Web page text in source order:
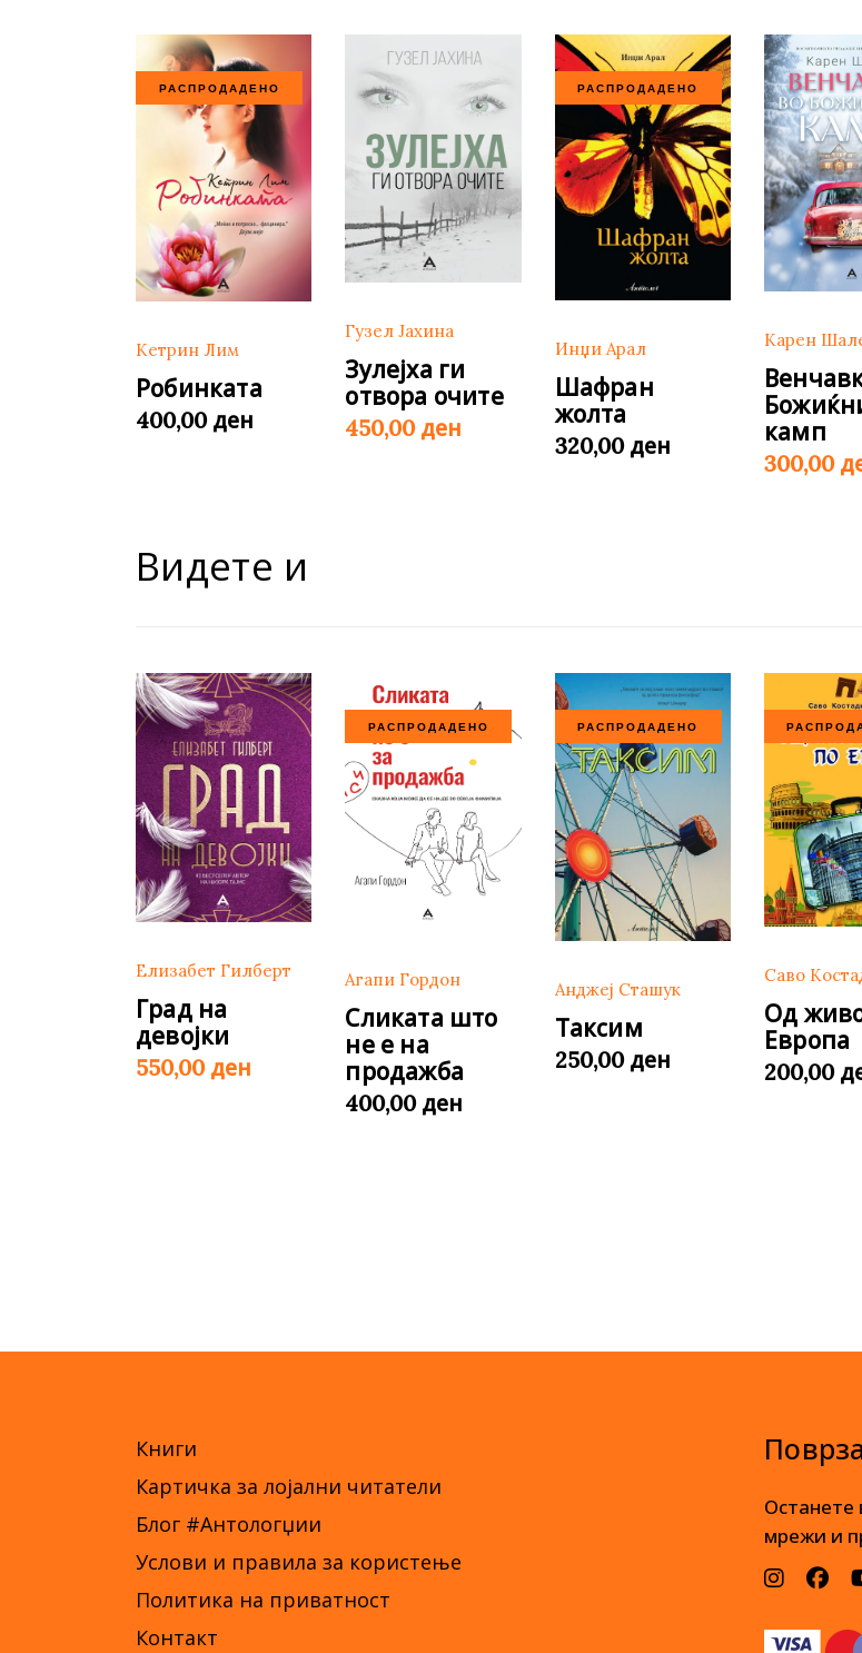
РАСПРОДАДЕНО
Кетрин Лим
Робинката
400,00 ден
Гузел Јахина
Зулејха ги
отвора очите
450,00 ден
РАСПРОДАДЕНО
Инџи Арал
Шафран
жолта
320,00 ден
Карен
камп
300,00
Видете и
Елизабет Гилберт
Град на
девојки
550,00 ден
РАСПРОДАДЕНО
Агапи Гордон
Сликата што
не е на
продажба
400,00 ден
РАСПРОДАДЕНО
Анджеј Сташук
Таксим
250,00 ден
Саво
Од
Европа
200,00
Книги
Картичка за лојални читатели
Блог #Антологџии
Услови и правила за користење
Политика на приватност
Контакт
Останете
мрежи и